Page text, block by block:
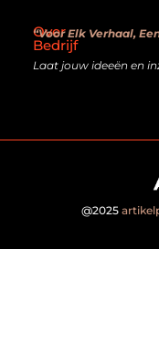
Over
Bedrijf
“Voor Elk Verhaal,
Laat jouw ideeën en
@2025